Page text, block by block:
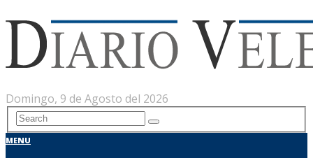
Domingo, 9 de Agosto del 2026
MENU